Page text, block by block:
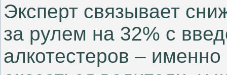
Эксперт связывает
за рулем на 32% с
алкотестеров –